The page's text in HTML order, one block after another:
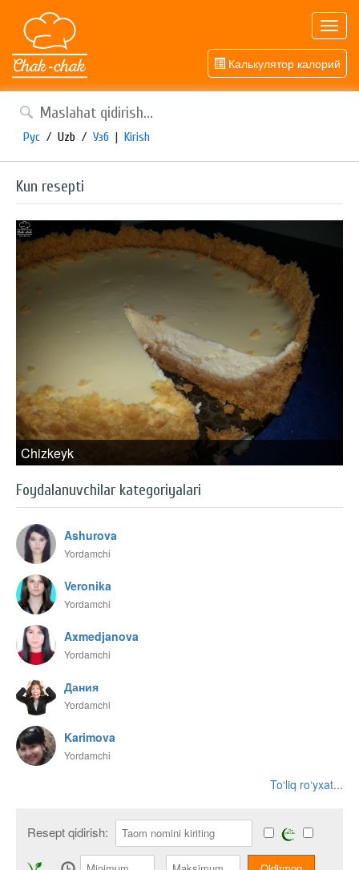
Калькулятор калорий
Рус / Uzb / Узб | Kirish
Kun resepti
Chizkeyk
Foydalanuvchilar kategoriyalari
Ashurova
Yordamchi
Veronika
Yordamchi
Axmedjanova
Yordamchi
Дания
Yordamchi
Karimova
Yordamchi
To‘liq ro‘yxat...
Resept qidirish: